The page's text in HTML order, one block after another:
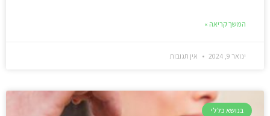
המשך קריאה »
ינואר 9, 2024 אין תגובות
בנושא כללי